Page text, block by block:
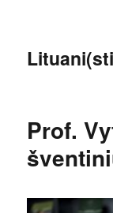
Prof.